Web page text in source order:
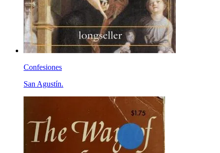
Confesiones
San Agustín.